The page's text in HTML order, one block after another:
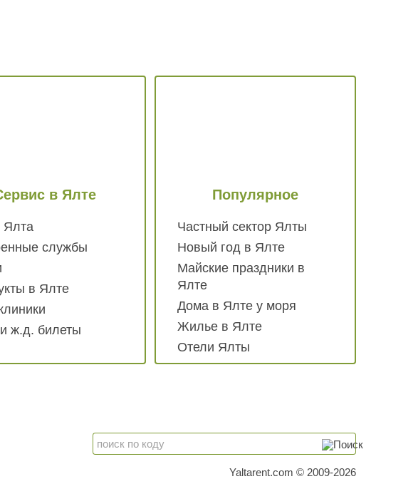
в Ялте
Ялта
службы
в Ялте
ж.д. билеты
Популярное
Частный сектор Ялты
Новый год в Ялте
Майские праздники в
Ялте
Дома в Ялте у моря
Жилье в Ялте
Отели Ялты
Yaltarent.com © 2009-2026